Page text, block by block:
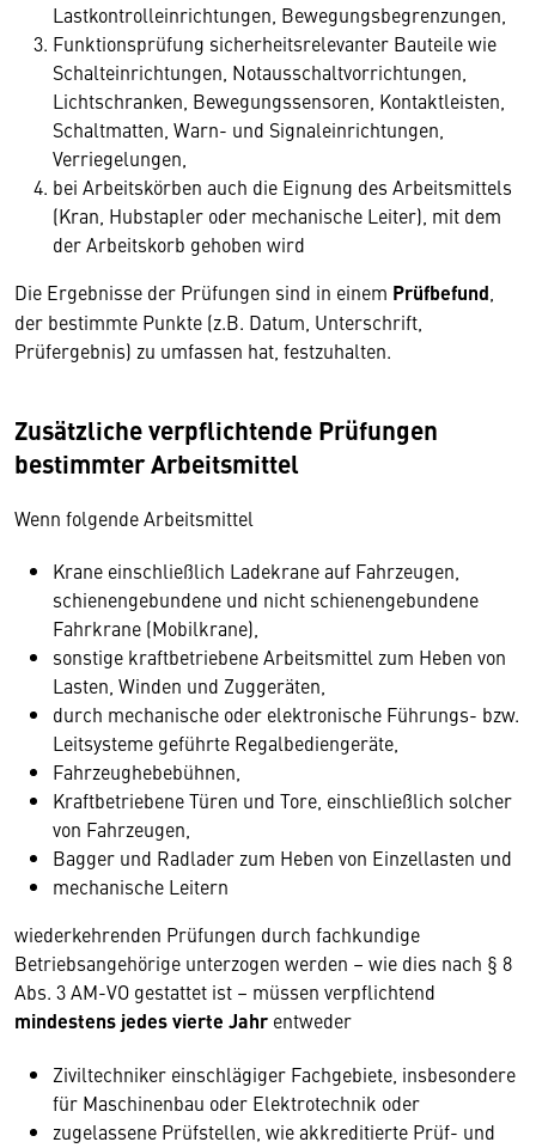
Lastkontrolleinrichtungen, Bewegungsbegrenzungen,
Funktionsprüfung sicherheitsrelevanter Bauteile wie
Schalteinrichtungen, Notausschaltvorrichtungen,
Lichtschranken, Bewegungssensoren, Kontaktleisten,
Schaltmatten, Warn- und Signaleinrichtungen,
Verriegelungen,
bei Arbeitskörben auch die Eignung des Arbeitsmittels
(Kran, Hubstapler oder mechanische Leiter), mit dem
der Arbeitskorb gehoben wird
Die Ergebnisse der Prüfungen sind in einem Prüfbefund
der bestimmte Punkte (z.B. Datum, Unterschrift,
Prüfergebnis) zu umfassen hat, festzuhalten.
Zusätzliche verpflichtende Prüfungen
bestimmter Arbeitsmittel
Wenn folgende Arbeitsmittel
Krane einschließlich Ladekrane auf Fahrzeugen,
schienengebundene und nicht schienengebundene
Fahrkrane (Mobilkrane),
sonstige kraftbetriebene Arbeitsmittel zum Heben von
Lasten, Winden und Zuggeräten,
durch mechanische oder elektronische Führungs- bzw.
Leitsysteme geführte Regalbediengeräte,
Fahrzeughebebühnen,
Kraftbetriebene Türen und Tore, einschließlich solcher
von Fahrzeugen,
Bagger und Radlader zum Heben von Einzellasten und
mechanische Leitern
wiederkehrenden Prüfungen durch fachkundige
Betriebsangehörige unterzogen werden – wie dies nach § 8
Abs. 3 AM-VO gestattet ist – müssen verpflichtend
mindestens jedes vierte Jahr entweder
Ziviltechniker einschlägiger Fachgebiete, insbesondere
für Maschinenbau oder Elektrotechnik oder
zugelassene Prüfstellen, wie akkreditierte Prüf- und